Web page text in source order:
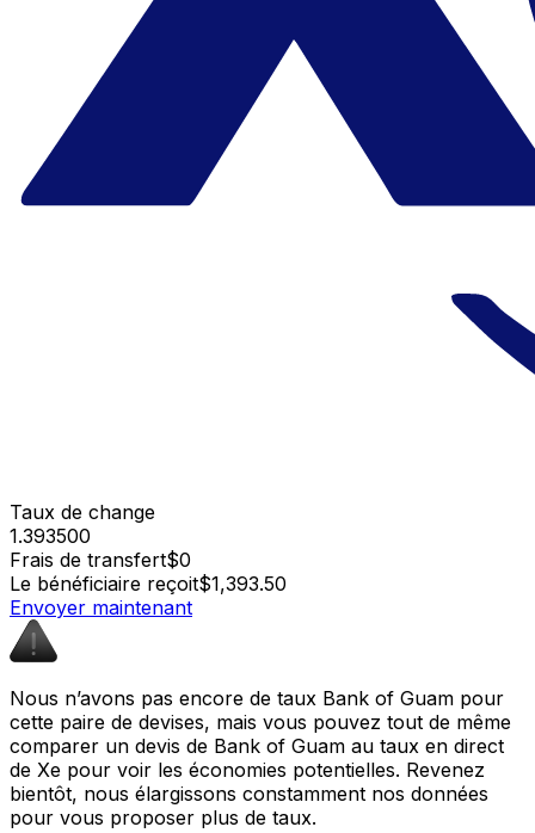
Taux de change
1.393500
Frais de transfert$0
Le bénéficiaire reçoit$1,393.50
Envoyer maintenant
Nous n’avons pas encore de taux Bank of Guam pour
cette paire de devises, mais vous pouvez tout de même
comparer un devis de Bank of Guam au taux en direct
de Xe pour voir les économies potentielles. Revenez
bientôt, nous élargissons constamment nos données
pour vous proposer plus de taux.